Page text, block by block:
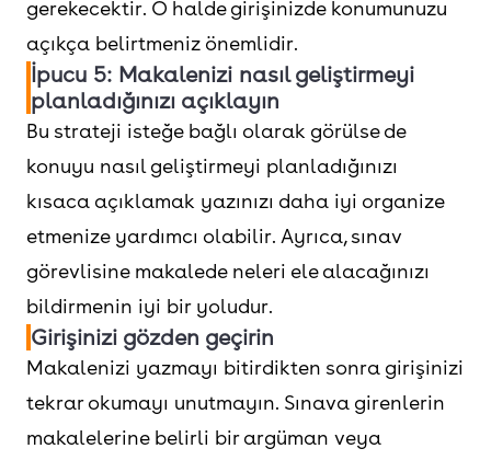
gerekecektir. O halde girişinizde konumunuzu
açıkça belirtmeniz önemlidir.
İpucu 5: Makalenizi nasıl geliştirmeyi
planladığınızı açıklayın
Bu strateji isteğe bağlı olarak görülse de
konuyu nasıl geliştirmeyi planladığınızı
kısaca açıklamak yazınızı daha iyi organize
etmenize yardımcı olabilir. Ayrıca, sınav
görevlisine makalede neleri ele alacağınızı
bildirmenin iyi bir yoludur.
Girişinizi gözden geçirin
Makalenizi yazmayı bitirdikten sonra girişinizi
tekrar okumayı unutmayın. Sınava girenlerin
makalelerine belirli bir argüman veya